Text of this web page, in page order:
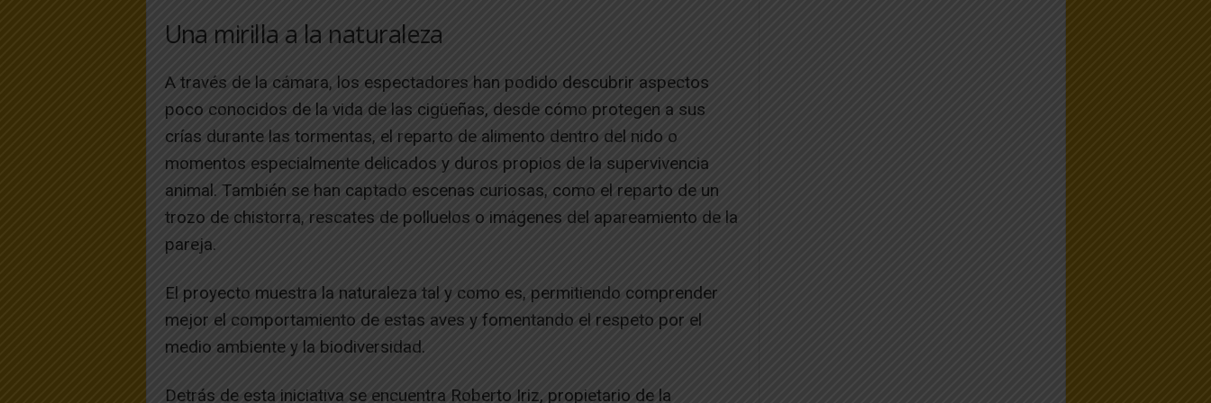
Una mirilla a la naturaleza
A través de la cámara, los espectadores han podido descubrir aspectos
poco conocidos de la vida de las cigüeñas, desde cómo protegen a sus
crías durante las tormentas, el reparto de alimento dentro del nido o
momentos especialmente delicados y duros propios de la supervivencia
animal. También se han captado escenas curiosas, como el reparto de un
trozo de chistorra, rescates de polluelos o imágenes del apareamiento de la
pareja.
El proyecto muestra la naturaleza tal y como es, permitiendo comprender
mejor el comportamiento de estas aves y fomentando el respeto por el
medio ambiente y la biodiversidad.
Detrás de esta iniciativa se encuentra Roberto Iriz, propietario de la